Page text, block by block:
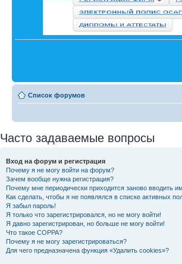
Список форумов
Часто задаваемые вопросы
Вход на форум и регистрация
Почему я не могу войти на форум?
Зачем вообще нужна регистрация?
Почему мне периодически приходится заново вводить
Как сделать, чтобы я не появлялся в списке активных
Я забыл пароль!
Я только что зарегистрировался, но не могу войти!
Я давно зарегистрирован, но больше не могу войти!
Что такое COPPA?
Почему я не могу зарегистрироваться?
Для чего предназначена функция «Удалить cookies»?